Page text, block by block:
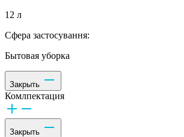
12 л
Сфера застосування:
Бытовая уборка
Закрыть
Комлпектация
Закрыть